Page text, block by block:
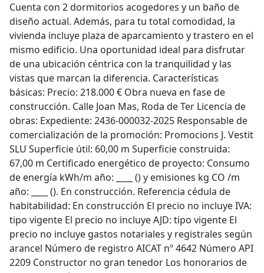
Cuenta con 2 dormitorios acogedores y un baño de
diseño actual. Además, para tu total comodidad, la
vivienda incluye plaza de aparcamiento y trastero en el
mismo edificio. Una oportunidad ideal para disfrutar
de una ubicación céntrica con la tranquilidad y las
vistas que marcan la diferencia. Características
básicas: Precio: 218.000 € Obra nueva en fase de
construcción. Calle Joan Mas, Roda de Ter Licencia de
obras: Expediente: 2436-000032-2025 Responsable de
comercialización de la promoción: Promocions J. Vestit
SLU Superficie útil: 60,00 m Superficie construida:
67,00 m Certificado energético de proyecto: Consumo
de energía kWh/m año: ____ () y emisiones kg CO /m
año: ____ (). En construcción. Referencia cédula de
habitabilidad: En construcción El precio no incluye IVA:
tipo vigente El precio no incluye AJD: tipo vigente El
precio no incluye gastos notariales y registrales según
arancel Número de registro AICAT nº 4642 Número API
2209 Constructor no gran tenedor Los honorarios de